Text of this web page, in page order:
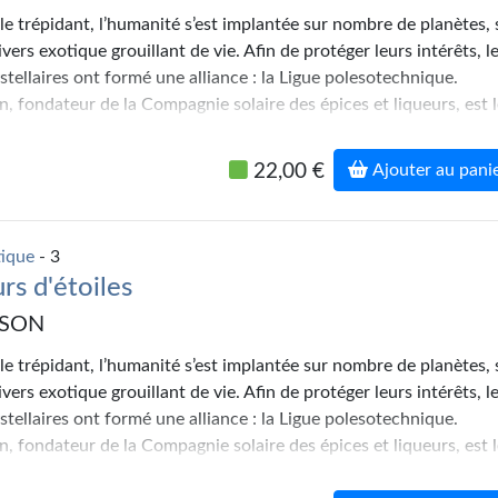
trépidant, l’humanité s’est implantée sur nombre de planètes,
exotique grouillant de vie. Afin de protéger leurs intérêts,
ont formé une alliance : la Ligue polesotechnique.
fondateur de la Compagnie solaire des épices et liqueurs, est
ces princes-marchands : le présent volume, totalement inédit,
volet de ses aventures picaresques…
, personnage
de « La Hanse galactique » proposent, pour la première fois en
des aventures du plus populaire des personnages de Poul
celles de ses compagnons emblématiques : David Falkayn,
22,00 € Ajouter au
- 3
d'étoiles
trépidant, l’humanité s’est implantée sur nombre de planètes,
exotique grouillant de vie. Afin de protéger leurs intérêts,
ont formé une alliance : la Ligue polesotechnique.
fondateur de la Compagnie solaire des épices et liqueurs, est
ces princes-marchands : le présent volume, totalement inédit,